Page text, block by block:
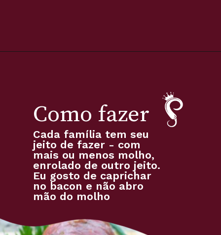
Cada família tem seu
jeito de fazer - com
mais ou menos molho,
enrolado de outro jeito.
Eu gosto de caprichar
no bacon e não abro
mão do molho
Como fazer